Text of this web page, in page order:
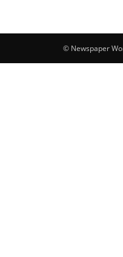
© Newspaper